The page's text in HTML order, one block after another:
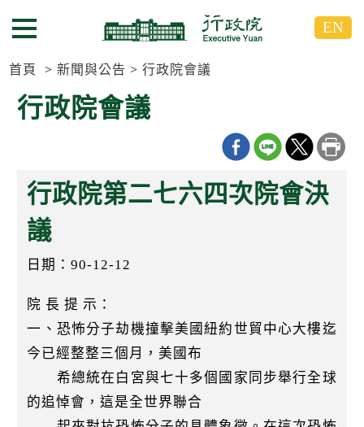
到
要
到
要
選單按鈕 EN
首頁 新聞與公告 行政院會議
行政院會議
行政院第二七六四次院會決
議
日期：90-12-12
院 長 提 示：
一、恐怖分子劫機撞擊美國紐約世貿中心大樓迄
今已經整整三個月，美國布
希總統在白宮與七十多個國家同步舉行全球
的追悼會，這是全世界聯合